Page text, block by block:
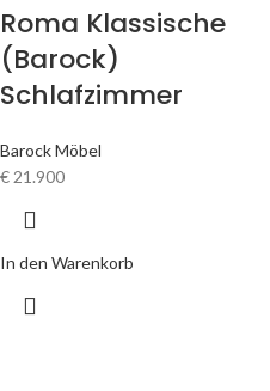
Roma Klassische
(Barock)
Schlafzimmer
Barock Möbel
€21.900
In den Warenkorb